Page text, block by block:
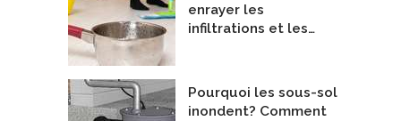
enrayer les
infiltrations et les…
Pourquoi les sous-sol
inondent? Comment